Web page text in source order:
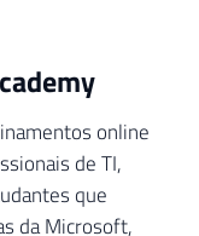
online
de TI,
que
da Microsoft,